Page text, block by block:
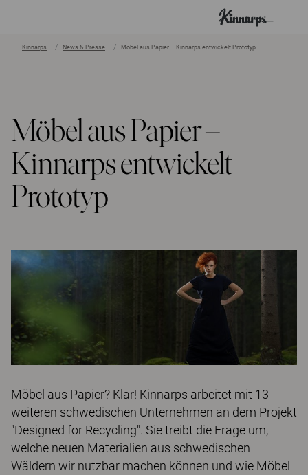
Kinnarps News & Presse Möbel aus Papier – Kinnarps entwickelt Prototyp
Möbel aus Papier –
Kinnarps entwickelt
Prototyp
Möbel aus Papier? Klar! Kinnarps arbeitet mit 13
weiteren schwedischen Unternehmen an dem Projekt
"Designed for Recycling". Sie treibt die Frage um,
welche neuen Materialien aus schwedischen
Wäldern wir nutzbar machen können und wie Möbel